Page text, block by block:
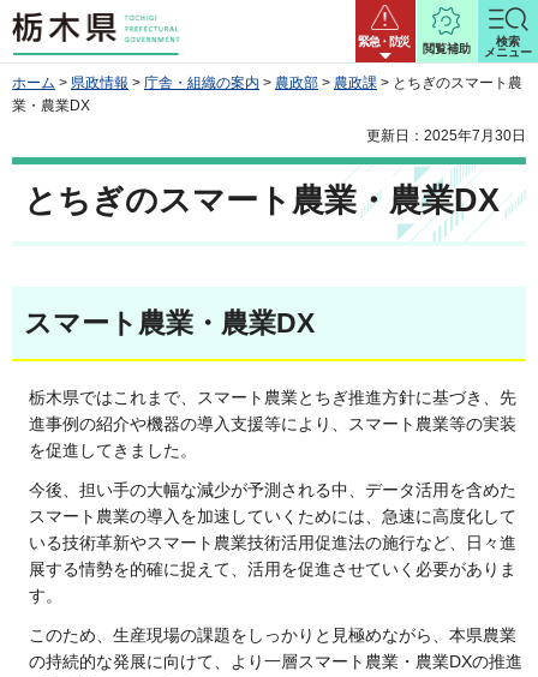
栃木県 緊急・防災
閲覧補助
検索
メニュー
ホーム > 県政情報 > 庁舎・組織の案内 > 農政部 > 農政課 > とちぎのスマート農
業・農業DX
更新日：2025年7月30日
とちぎのスマート農業・農業DX
スマート農業・農業DX
栃木県ではこれまで、スマート農業とちぎ推進方針に基づき、先
進事例の紹介や機器の導入支援等により、スマート農業等の実装
を促進してきました。
今後、担い手の大幅な減少が予測される中、データ活用を含めた
スマート農業の導入を加速していくためには、急速に高度化して
いる技術革新やスマート農業技術活用促進法の施行など、日々進
展する情勢を的確に捉えて、活用を促進させていく必要がありま
す。
このため、生産現場の課題をしっかりと見極めながら、本県農業
の持続的な発展に向けて、より一層スマート農業・農業DXの推進